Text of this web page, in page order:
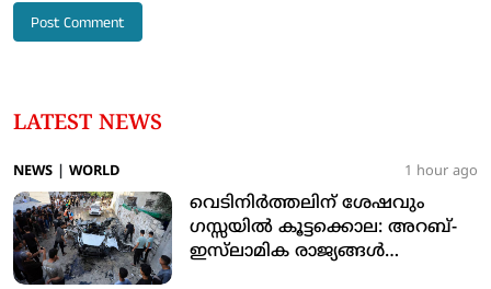
LATEST NEWS
NEWS WORLD 1 hour ago
വെടിനിര്‍ത്തലിന് ശേഷവും
ഗസ്സയില്‍ കൂട്ടക്കൊല: അറബ്-
ഇസ്‌ലാമിക രാജ്യങ്ങള്‍